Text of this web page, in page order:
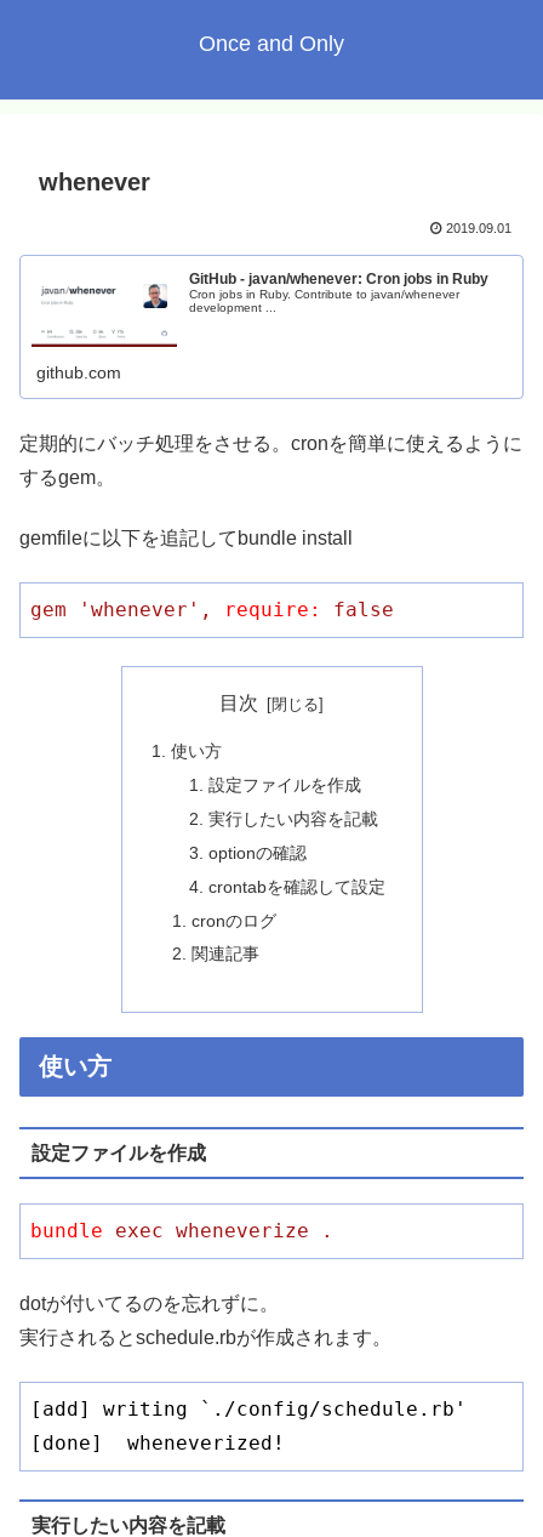
Once and Only
whenever
2019.09.01
GitHub - javan/whenever: Cron jobs in Ruby
Cron jobs in Ruby. Contribute to javan/whenever
development ...
github.com
定期的にバッチ処理をさせる。cronを簡単に使えるように
するgem。
gemfileに以下を追記してbundle install
gem 'whenever' , require: false
目次
使い方
設定ファイルを作成
実行したい内容を記載
optionの確認
crontabを確認して設定
cronのログ
関連記事
使い方
設定ファイルを作成
bundle exec wheneverize .
dotが付いてるのを忘れずに。
実行されるとschedule.rbが作成されます。
[add] writing `./config/schedule.rb'
[done]  wheneverized!
実行したい内容を記載